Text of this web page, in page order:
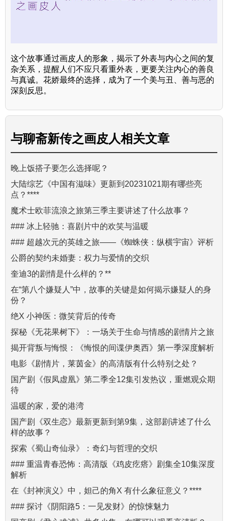
这个故事通过画皮人的形象，揭示了外表与内心之间的复
杂关系，提醒人们不应只看重外表，更要关注内心的善良
与真诚。花娇最终的选择，成为了一个美与丑、善与恶的
深刻反思。
与聊斋新传之画皮人相关文章
晚上饭搭子要怎么选择呢？
大陆综艺《中国有滋味》更新到20231021期有哪些亮
点？****
魔术士欧菲流浪之旅第三季主要讲述了什么故事？
### 冰上轻驰：喜剧片中的欢笑与温暖
### 超越次元的英雄之旅——《蜘蛛侠：纵横宇宙》评析
公爵的契约未婚妻：权力与爱情的交织
奎迪3的剧情是什么样的？**
在“第八个嫌疑人”中，故事的关键是如何揭示嫌疑人的身
份？
绝X 小神医：微笑背后的传奇
探秘《无花果树下》：一场关于生命与情感的剧情片之旅
揭开背叛与悔恨：《悔恨的间谍伊奥西》第一季深度解析
电影《剧情片，莱茵金》的高清版有什么特别之处？
国产剧《假凤虚凰》第二季全12集引发热议，重燃观众期
待
温暖的家，爱的港湾
国产剧《双生恋》最新更新到第9集，这部剧讲述了什么
样的故事？
探索《蜀山奇仙录》：奇幻与哲理的交织
### 重温青春恐怖：高清版《鸡皮疙瘩》剧集全10集深度
解析
在《封神演义》中，妲己的角X 有什么象征意义？****
### 探讨《阴阳路5：一见发财》的惊悚魅力